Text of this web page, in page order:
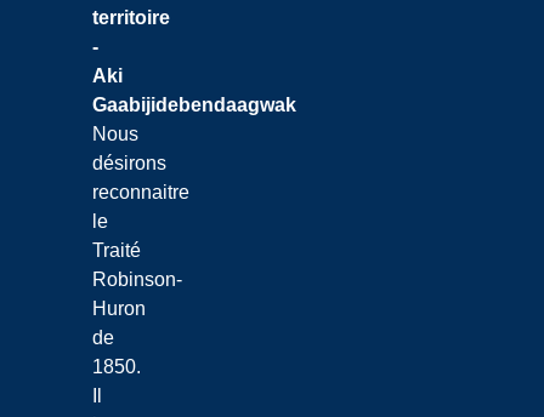
territoire
-
Aki
Gaabijidebendaagwak
Nous
désirons
reconnaitre
le
Traité
Robinson-
Huron
de
1850.